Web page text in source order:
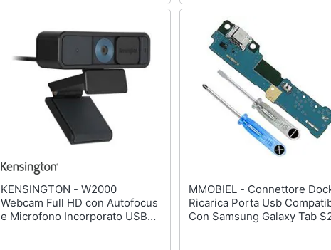
KENSINGTON - W2000
Webcam Full HD con Autofocus
e Microfono Incorporato USB
MMOBIEL - Connettore Dock Di
Ricarica Porta Usb
Con Samsung Galaxy Tab